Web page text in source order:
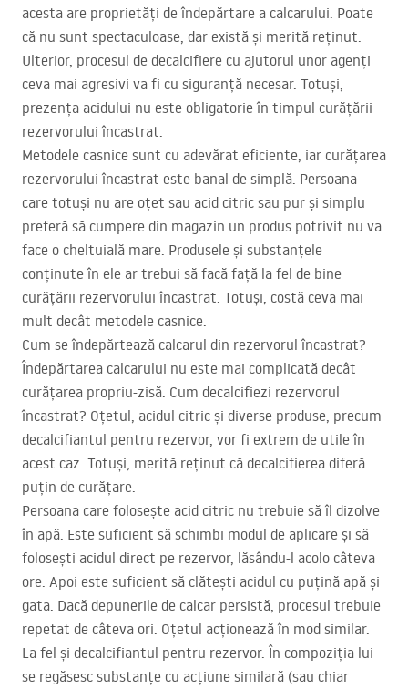
acesta are proprietăți de îndepărtare a calcarului. Poate
că nu sunt spectaculoase, dar există și merită reținut.
Ulterior, procesul de decalcifiere cu ajutorul unor agenți
ceva mai agresivi va fi cu siguranță necesar. Totuși,
prezența acidului nu este obligatorie în timpul curățării
rezervorului încastrat.
Metodele casnice sunt cu adevărat eficiente, iar curățarea
rezervorului încastrat este banal de simplă. Persoana
care totuși nu are oțet sau acid citric sau pur și simplu
preferă să cumpere din magazin un produs potrivit nu va
face o cheltuială mare. Produsele și substanțele
conținute în ele ar trebui să facă față la fel de bine
curățării rezervorului încastrat. Totuși, costă ceva mai
mult decât metodele casnice.
Cum se îndepărtează calcarul din rezervorul încastrat?
Îndepărtarea calcarului nu este mai complicată decât
curățarea propriu-zisă. Cum decalcifiezi rezervorul
încastrat? Oțetul, acidul citric și diverse produse, precum
decalcifiantul pentru rezervor, vor fi extrem de utile în
acest caz. Totuși, merită reținut că decalcifierea diferă
puțin de curățare.
Persoana care folosește acid citric nu trebuie să îl dizolve
în apă. Este suficient să schimbi modul de aplicare și să
folosești acidul direct pe rezervor, lăsându-l acolo câteva
ore. Apoi este suficient să clătești acidul cu puțină apă și
gata. Dacă depunerile de calcar persistă, procesul trebuie
repetat de câteva ori. Oțetul acționează în mod similar.
La fel și decalcifiantul pentru rezervor. În compoziția lui
se regăsesc substanțe cu acțiune similară (sau chiar